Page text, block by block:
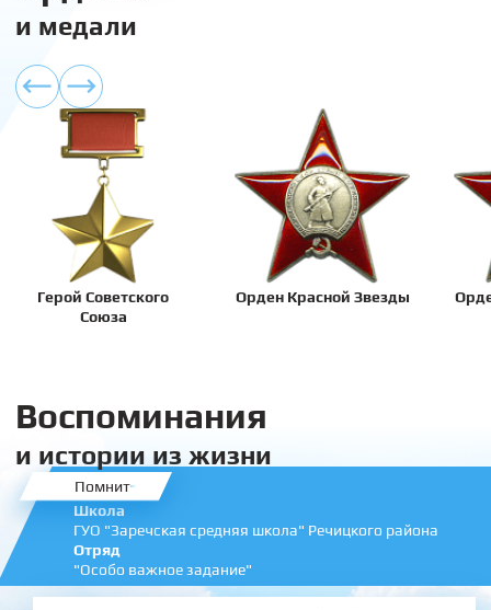
и медали
Герой Советского
Союза
Орден Красной Звезды
Воспоминания
и истории из жизни
Помнит
Школа
ГУО "Заречская средняя школа" Речицкого района
Отряд
"Особо важное задание"